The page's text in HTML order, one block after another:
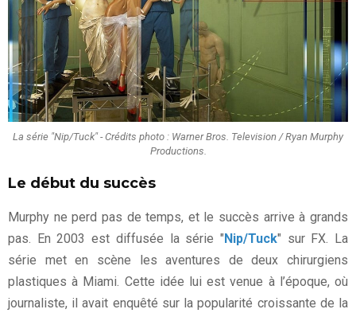
La série "Nip/Tuck" - Crédits photo : Warner Bros. Television / Ryan Murphy
Productions.
Le début du succès
Murphy ne perd pas de temps, et le succès arrive à grands
pas. En 2003 est diffusée la série "Nip/Tuck" sur FX. La
série met en scène les aventures de deux chirurgiens
plastiques à Miami. Cette idée lui est venue à l’époque, où
journaliste, il avait enquêté sur la popularité croissante de la